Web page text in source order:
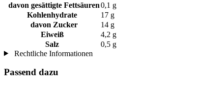
davon gesättigte Fettsäuren0,1 g
Kohlenhydrate
17 g
davon Zucker
14 g
Eiweiß
4,2 g
Salz
0,5 g
Rechtliche Informationen
Passend dazu